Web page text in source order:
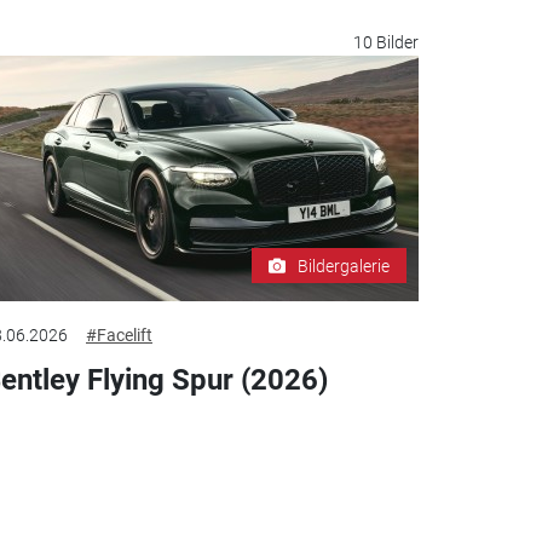
10 Bilder
Bildergalerie
#Facelift
Flying Spur (2026)